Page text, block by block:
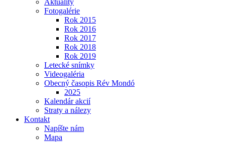
Aktuality
Fotogalérie
Rok 2015
Rok 2016
Rok 2017
Rok 2018
Rok 2019
Letecké snímky
Videogaléria
Obecný časopis Rév Mondó
2025
Kalendár akcií
Straty a nálezy
Kontakt
Napíšte nám
Mapa